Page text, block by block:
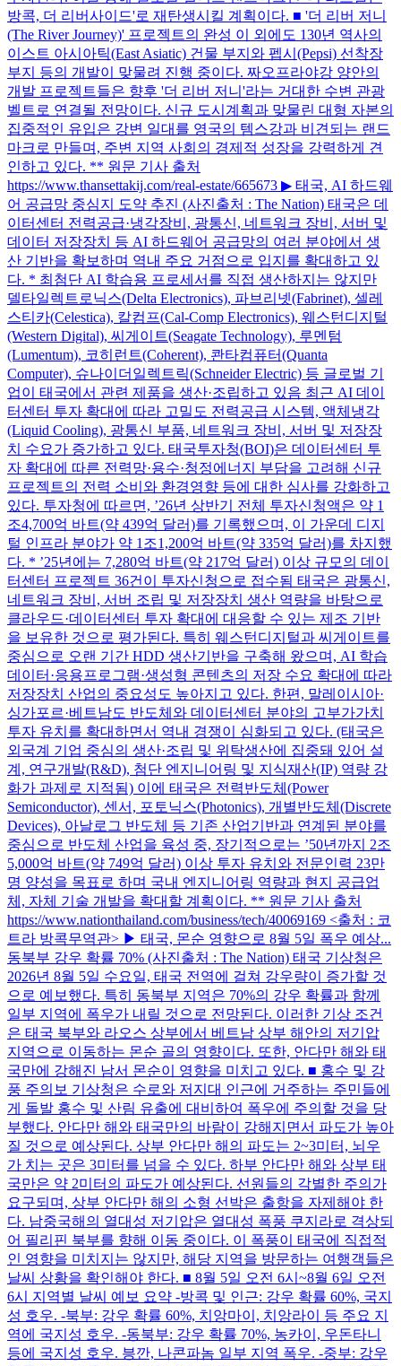
방콕, 더 리버사이드'로 재탄생시킬 계획이다. ■ '더 리버 저니
(The River Journey)' 프로젝트의 완성 이 외에도 130년 역사의
이스트 아시아틱(East Asiatic) 건물 부지와 펩시(Pepsi) 선착장
부지 등의 개발이 맞물려 진행 중이다. 짜오프라야강 양안의
개발 프로젝트들은 향후 '더 리버 저니'라는 거대한 수변 관광
벨트로 연결될 전망이다. 신규 도시계획과 맞물린 대형 자본의
집중적인 유입은 강변 일대를 영국의 템스강과 비견되는 랜드
마크로 만들며, 주변 지역 사회의 경제적 성장을 강력하게 견
인하고 있다. ** 원문 기사 출처
https://www.thansettakij.com/real-estate/665673 ▶ 태국, AI 하드웨
어 공급망 중심지 도약 추진 (사진출처 : The Nation) 태국은 데
이터센터 전력공급·냉각장비, 광통신, 네트워크 장비, 서버 및
데이터 저장장치 등 AI 하드웨어 공급망의 여러 분야에서 생
산 기반을 확보하며 역내 주요 거점으로 입지를 확대하고 있
다. * 최첨단 AI 학습용 프로세서를 직접 생산하지는 않지만
델타일렉트로닉스(Delta Electronics), 파브리넷(Fabrinet), 셀레
스티카(Celestica), 칼컴프(Cal-Comp Electronics), 웨스턴디지털
(Western Digital), 씨게이트(Seagate Technology), 루멘텀
(Lumentum), 코히런트(Coherent), 콴타컴퓨터(Quanta
Computer), 슈나이더일렉트릭(Schneider Electric) 등 글로벌 기
업이 태국에서 관련 제품을 생산·조립하고 있음 최근 AI 데이
터센터 투자 확대에 따라 고밀도 전력공급 시스템, 액체냉각
(Liquid Cooling), 광통신 부품, 네트워크 장비, 서버 및 저장장
치 수요가 증가하고 있다. 태국투자청(BOI)은 데이터센터 투
자 확대에 따른 전력망·용수·청정에너지 부담을 고려해 신규
프로젝트의 전력 소비와 환경영향 등에 대한 심사를 강화하고
있다. 투자청에 따르면, ’26년 상반기 전체 투자신청액은 약 1
조4,700억 바트(약 439억 달러)를 기록했으며, 이 가운데 디지
털 인프라 분야가 약 1조1,200억 바트(약 335억 달러)를 차지했
다. * ’25년에는 7,280억 바트(약 217억 달러) 이상 규모의 데이
터센터 프로젝트 36건이 투자신청으로 접수됨 태국은 광통신,
네트워크 장비, 서버 조립 및 저장장치 생산 역량을 바탕으로
클라우드·데이터센터 투자 확대에 대응할 수 있는 제조 기반
을 보유한 것으로 평가된다. 특히 웨스턴디지털과 씨게이트를
중심으로 오랜 기간 HDD 생산기반을 구축해 왔으며, AI 학습
데이터·응용프로그램·생성형 콘텐츠의 저장 수요 확대에 따라
저장장치 산업의 중요성도 높아지고 있다. 한편, 말레이시아·
싱가포르·베트남도 반도체와 데이터센터 분야의 고부가가치
투자 유치를 확대하면서 역내 경쟁이 심화되고 있다. (태국은
외국계 기업 중심의 생산·조립 및 위탁생산에 집중돼 있어 설
계, 연구개발(R&D), 첨단 엔지니어링 및 지식재산(IP) 역량 강
화가 과제로 지적됨) 이에 태국은 전력반도체(Power
Semiconductor), 센서, 포토닉스(Photonics), 개별반도체(Discrete
Devices), 아날로그 반도체 등 기존 산업기반과 연계된 분야를
중심으로 반도체 산업을 육성 중, 장기적으로는 ’50년까지 2조
5,000억 바트(약 749억 달러) 이상 투자 유치와 전문인력 23만
명 양성을 목표로 하며 국내 엔지니어링 역량과 현지 공급업
체, 자체 기술 개발을 확대할 계획이다. ** 원문 기사 출처
https://www.nationthailand.com/business/tech/40069169 <출처 : 코
트라 방콕무역관> ▶ 태국, 몬순 영향으로 8월 5일 폭우 예상...
동북부 강우 확률 70% (사진출처 : The Nation) 태국 기상청은
2026년 8월 5일 수요일, 태국 전역에 걸쳐 강우량이 증가할 것
으로 예보했다. 특히 동북부 지역은 70%의 강우 확률과 함께
일부 지역에 폭우가 내릴 것으로 전망된다. 이러한 기상 조건
은 태국 북부와 라오스 상부에서 베트남 상부 해안의 저기압
지역으로 이동하는 몬순 골의 영향이다. 또한, 안다만 해와 태
국만에 강해진 남서 몬순이 영향을 미치고 있다. ■ 홍수 및 강
풍 주의보 기상청은 수로와 저지대 인근에 거주하는 주민들에
게 돌발 홍수 및 산림 유출에 대비하여 폭우에 주의할 것을 당
부했다. 안다만 해와 태국만의 바람이 강해지면서 파도가 높아
질 것으로 예상된다. 상부 안다만 해의 파도는 2~3미터, 뇌우
가 치는 곳은 3미터를 넘을 수 있다. 하부 안다만 해와 상부 태
국만은 약 2미터의 파도가 예상된다. 선원들의 각별한 주의가
요구되며, 상부 안다만 해의 소형 선박은 출항을 자제해야 한
다. 남중국해의 열대성 저기압은 열대성 폭풍 쿠지라로 격상되
어 필리핀 북부를 향해 이동 중이다. 이 폭풍이 태국에 직접적
인 영향을 미치지는 않지만, 해당 지역을 방문하는 여행객들은
날씨 상황을 확인해야 한다. ■ 8월 5일 오전 6시~8월 6일 오전
6시 지역별 날씨 예보 요약 -방콕 및 인근: 강우 확률 60%, 국지
성 호우. -북부: 강우 확률 60%, 치앙마이, 치앙라이 등 주요 지
역에 국지성 호우. -동북부: 강우 확률 70%, 농카이, 우돈타니
등에 국지성 호우. 븡깐, 나콘파놈 일부 지역 폭우. -중부: 강우